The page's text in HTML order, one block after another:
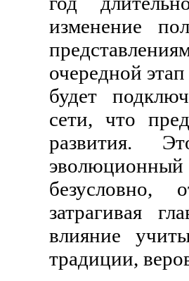
изменение
очередной
будет
сети, что
развития.
безусловно,
затрагивая
влияние
традиции,